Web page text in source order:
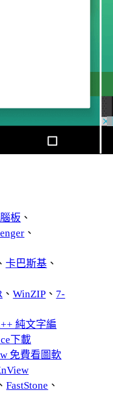
板 、
、
卡巴斯基 、
、WinZIP 、 7-
純文字編
下載
免費看圖軟
、FastStone 、